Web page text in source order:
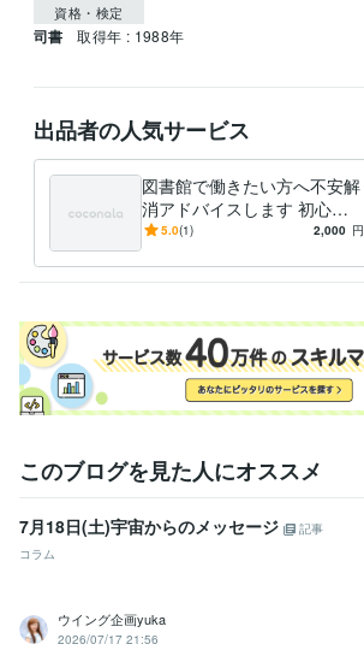
資格・検定
司書 取得年 : 1988年
出品者の人気サービス
図書館で働きたい方へ不安解
消アドバイスします 初心者
も自信をもって業務に当たれ
5.0(1) 2,000 円
このブログを見た人にオススメ
7月18日(土)宇宙からのメッセージ
記事
コラム
ウイング企画yuka
2026/07/17 21:56